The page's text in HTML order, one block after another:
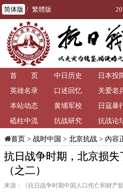
简体版 / 繁體版
首 页 中日历史 日本投
英雄名录
口述回忆 关爱老
本站动态
黄埔军校 日寇暴
砥柱中流
抗战研究 抗战论
首页> 战时中国 > 北京抗战> 内容
抗日战争时期，北京损失
（之二）
来源：《抗日战争时期中国人口伤亡和财产